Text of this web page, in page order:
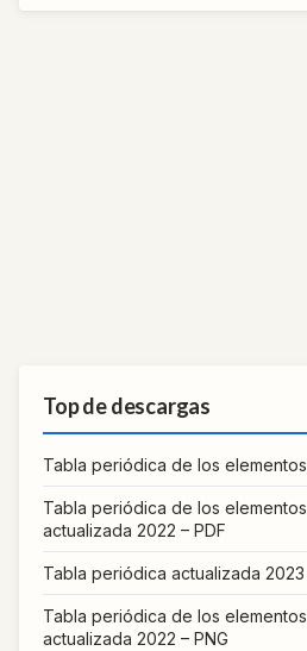
Top de descargas
Tabla periódica de los
Tabla periódica de los
actualizada 2022 – PDF
Tabla periódica actualizada 2023
Tabla periódica de los
actualizada 2022 – PNG